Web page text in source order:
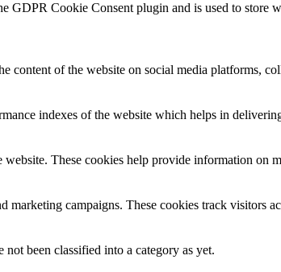
GDPR Cookie Consent plugin and is used to store
of the website on social media platforms,
indexes of the website which helps in
These cookies help provide information on
campaigns. These cookies track visitors
not been classified into a category as yet.